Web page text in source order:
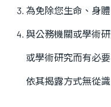
為免除您生命、身
與公務機關或學術
或學術研究而有必
依其揭露方式無從